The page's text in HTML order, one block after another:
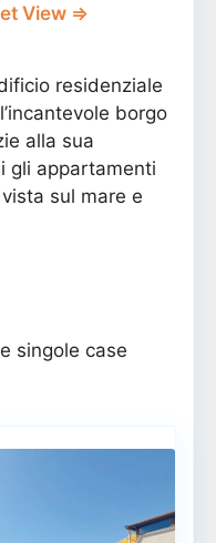
View ⇒
residenziale
borgo
alla sua
gli appartamenti
sul mare e
singole case